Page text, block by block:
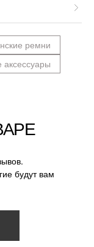
ремни
будут вам